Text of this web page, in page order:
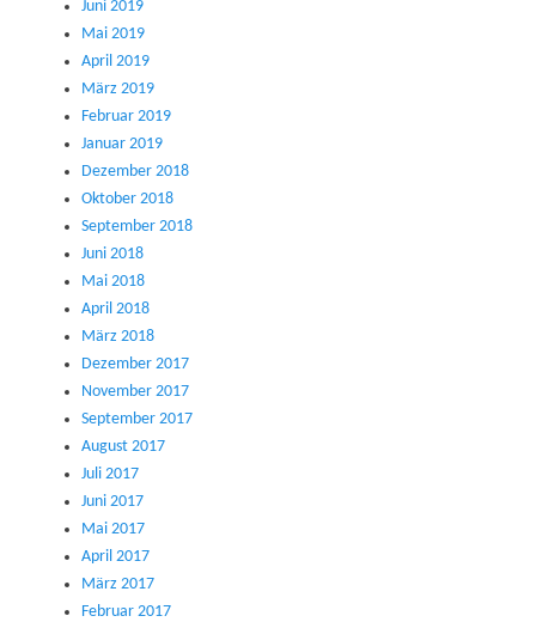
Juni 2019
Mai 2019
April 2019
März 2019
Februar 2019
Januar 2019
Dezember 2018
Oktober 2018
September 2018
Juni 2018
Mai 2018
April 2018
März 2018
Dezember 2017
November 2017
September 2017
August 2017
Juli 2017
Juni 2017
Mai 2017
April 2017
März 2017
Februar 2017